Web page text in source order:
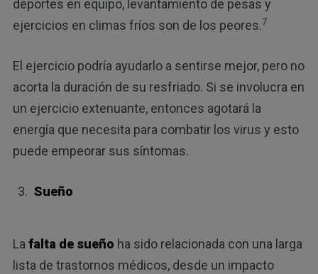
deportes en equipo, levantamiento de pesas y
ejercicios en climas fríos son de los peores.7
El ejercicio podría ayudarlo a sentirse mejor, pero no
acorta la duración de su resfriado. Si se involucra en
un ejercicio extenuante, entonces agotará la
energía que necesita para combatir los virus y esto
puede empeorar sus síntomas.
Sueño
La falta de sueño ha sido relacionada con una larga
lista de trastornos médicos, desde un impacto